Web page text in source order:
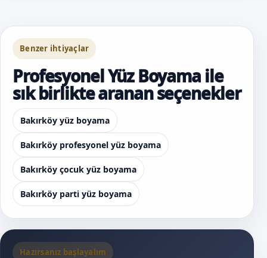
Benzer ihtiyaçlar
Profesyonel Yüz Boyama ile
sık birlikte aranan seçenekler
Bakırköy yüz boyama
Bakırköy profesyonel yüz boyama
Bakırköy çocuk yüz boyama
Bakırköy parti yüz boyama
Hazırsanız başlayalım